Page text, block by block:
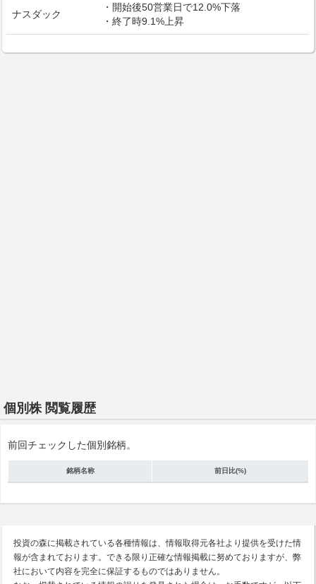
ナスダック
・開始後50営業日で12.0%下落
・終了時9.1%上昇
個別株 閲覧履歴
前回チェックした個別銘柄。
銘柄名称 前日比(%)
投資の森に掲載されている各種情報は、情報取得元各社より提供を受けた情
報が含まれております。できる限り正確な情報掲載に努めておりますが、弊
社において内容を完全に保証するものではありません。